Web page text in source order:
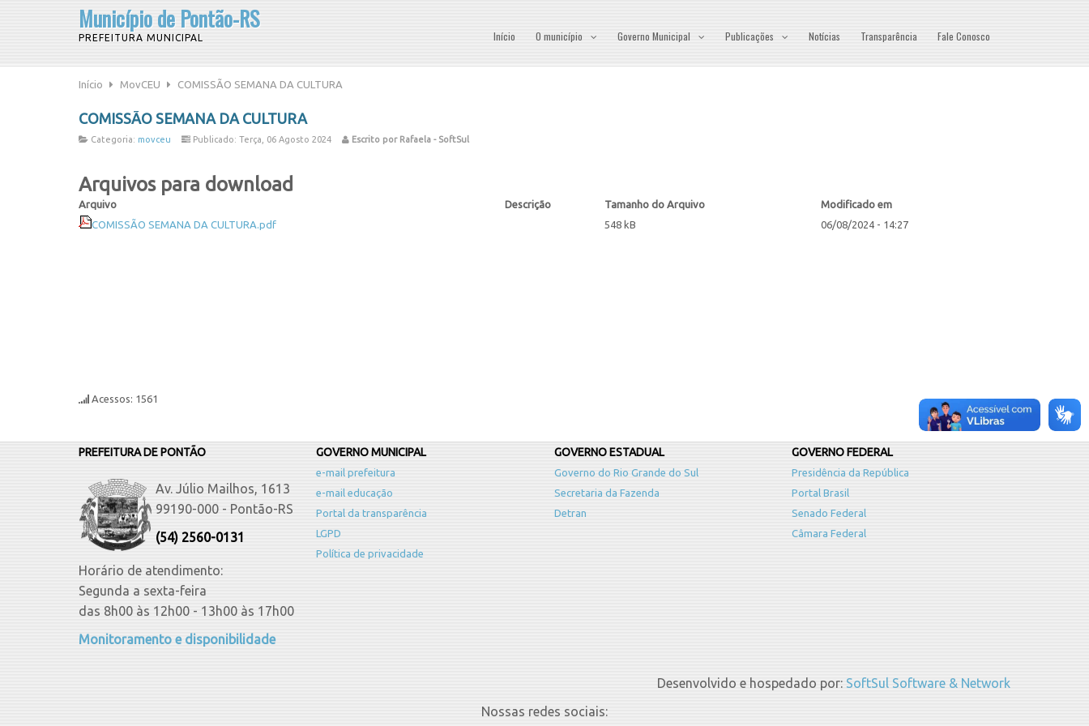
Município de Pontão-RS
PREFEITURA MUNICIPAL Início O município Governo Municipal Publicações Notícias Transparência Fale Conosco
Início MovCEU COMISSÃO SEMANA DA CULTURA
COMISSÃO SEMANA DA CULTURA
Categoria: movceu Publicado: Terça, 06 Agosto 2024 Escrito por Rafaela - SoftSul
Arquivos para download
Arquivo Descrição Tamanho do Arquivo
Modificado em
COMISSÃO SEMANA DA CULTURA.pdf
548 kB 06/08/2024 - 14:27
Acessos: 1561
PREFEITURA DE PONTÃO
Av. Júlio Mailhos, 1613
99190-000 - Pontão-RS
(54) 2560-0131
Horário de atendimento:
Segunda a sexta-feira
das 8h00 às 12h00 - 13h00 às 17h00
Monitoramento e disponibilidade
GOVERNO MUNICIPAL
e-mail prefeitura
e-mail educação
Portal da transparência
LGPD
Política de privacidade
GOVERNO ESTADUAL
Governo do Rio Grande do Sul
Secretaria da Fazenda
Detran
GOVERNO FEDERAL
Presidência da República
Portal Brasil
Senado Federal
Câmara Federal
Desenvolvido e hospedado por: SoftSul Software & Network
Nossas redes sociais: